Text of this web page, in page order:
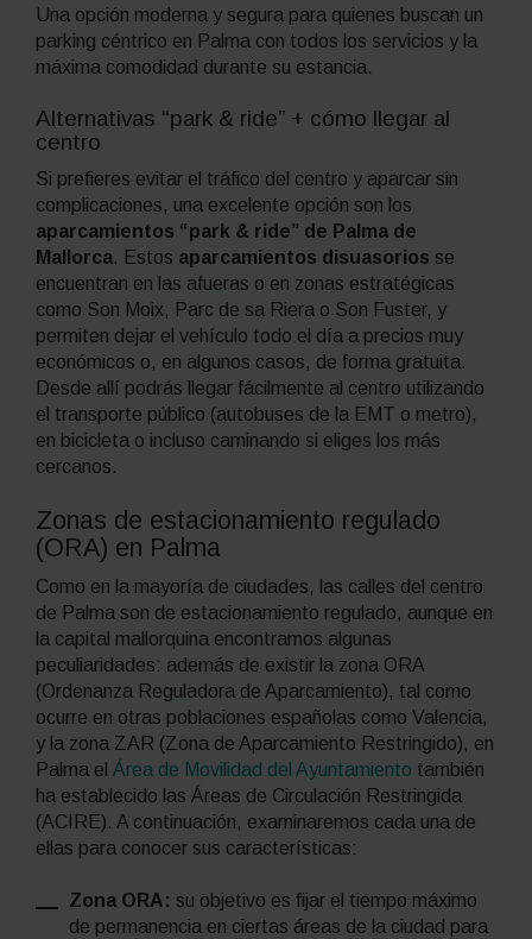
Una opción moderna y segura para quienes buscan un
parking céntrico en Palma con todos los servicios y la
máxima comodidad durante su estancia.
Alternativas “park & ride” + cómo llegar al
centro
Si prefieres evitar el tráfico del centro y aparcar sin
complicaciones, una excelente opción son los
aparcamientos “park & ride” de Palma de
Mallorca. Estos aparcamientos disuasorios se
encuentran en las afueras o en zonas estratégicas
como Son Moix, Parc de sa Riera o Son Fuster, y
permiten dejar el vehículo todo el día a precios muy
económicos o, en algunos casos, de forma gratuita.
Desde allí podrás llegar fácilmente al centro utilizando
el transporte público (autobuses de la EMT o metro),
en bicicleta o incluso caminando si eliges los más
cercanos.
Zonas de estacionamiento regulado
(ORA) en Palma
Como en la mayoría de ciudades, las calles del centro
de Palma son de estacionamiento regulado, aunque en
la capital mallorquina encontramos algunas
peculiaridades: además de existir la zona ORA
(Ordenanza Reguladora de Aparcamiento), tal como
ocurre en otras poblaciones españolas como Valencia,
y la zona ZAR (Zona de Aparcamiento Restringido), en
Palma el Área de Movilidad del Ayuntamiento también
ha establecido las Áreas de Circulación Restringida
(ACIRE). A continuación, examinaremos cada una de
ellas para conocer sus características:
Zona ORA: su objetivo es fijar el tiempo máximo
de permanencia en ciertas áreas de la ciudad para